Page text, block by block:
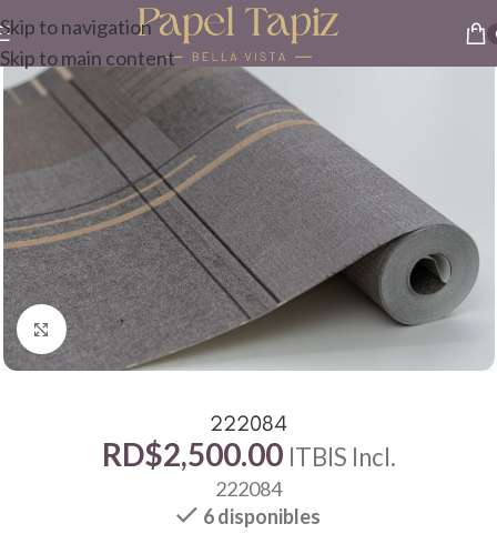
Skip to navigation
Skip to main content
Click to enlarge
222084
RD$2,500.00 ITBIS Incl.
222084
6 disponibles